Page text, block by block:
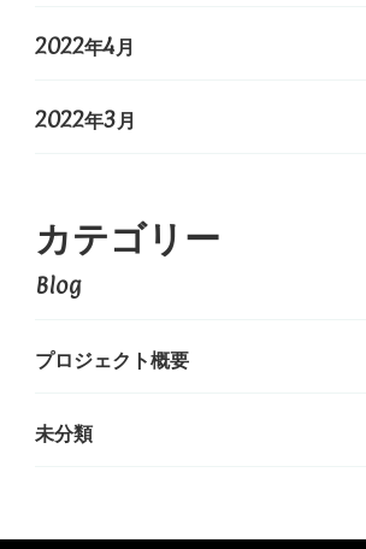
2022年4月
2022年3月
カテゴリー
Blog
プロジェクト概要
未分類